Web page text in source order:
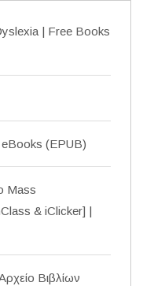
| Free Books
(EPUB)
Mass
& iClicker] |
Βιβλίων